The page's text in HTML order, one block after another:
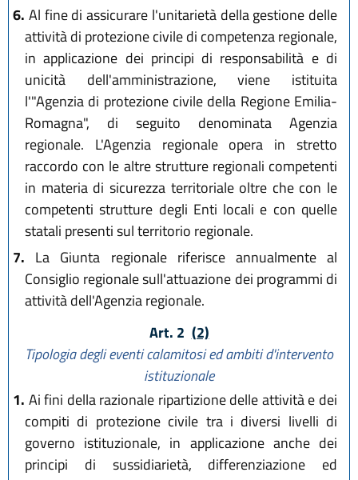
6. Al fine di assicurare l'unitarietà della gestione delle
attività di protezione civile di competenza regionale,
in applicazione dei principi di responsabilità e di
unicità dell'amministrazione, viene istituita
l'"Agenzia di protezione civile della Regione Emilia-
Romagna", di seguito denominata Agenzia
regionale. L'Agenzia regionale opera in stretto
raccordo con le altre strutture regionali competenti
in materia di sicurezza territoriale oltre che con le
competenti strutture degli Enti locali e con quelle
statali presenti sul territorio regionale.
7. La Giunta regionale riferisce annualmente al
Consiglio regionale sull'attuazione dei programmi di
attività dell'Agenzia regionale.
Art. 2 (2)
Tipologia degli eventi calamitosi ed ambiti d'intervento
istituzionale
1. Ai fini della razionale ripartizione delle attività e dei
compiti di protezione civile tra i diversi livelli di
governo istituzionale, in applicazione anche dei
principi di sussidiarietà, differenziazione ed